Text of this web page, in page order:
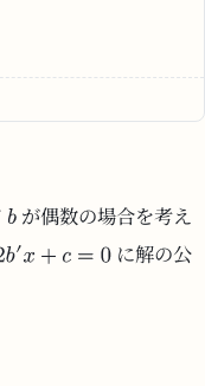
が偶数の場合を考え
に解の公